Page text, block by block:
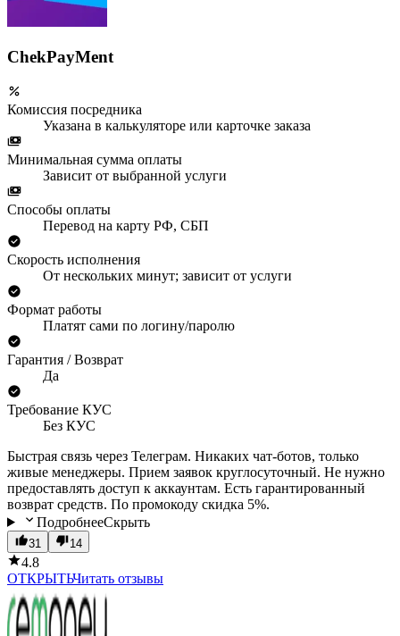
ChekPayMent
Комиссия посредника
Указана в калькуляторе или карточке заказа
Минимальная сумма оплаты
Зависит от выбранной услуги
Способы оплаты
Перевод на карту РФ, СБП
Скорость исполнения
От нескольких минут; зависит от услуги
Формат работы
Платят сами по логину/паролю
Гарантия / Возврат
Да
Требование КУС
Без КУС
Быстрая связь через Телеграм. Никаких чат-ботов, только
живые менеджеры. Прием заявок круглосуточный. Не нужно
предоставлять доступ к аккаунтам. Есть гарантированный
возврат средств. По промокоду скидка 5%.
ПодробнееСкрыть
31 14
4.8
ОТКРЫТЬЧитать отзывы